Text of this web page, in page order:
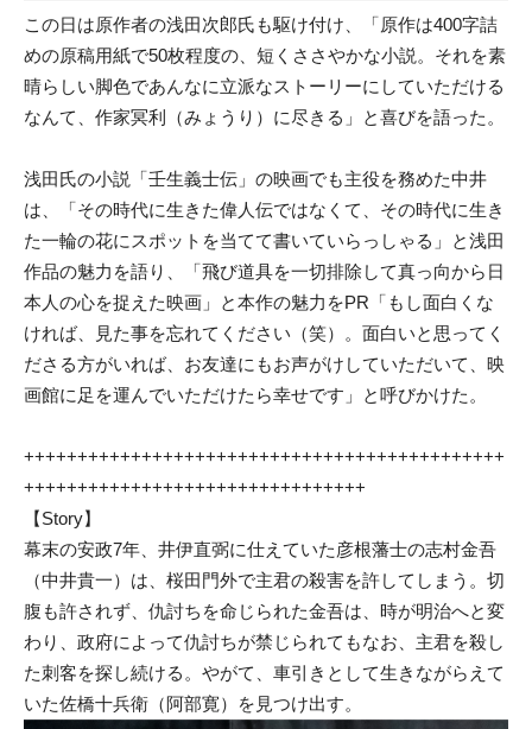
この日は原作者の浅田次郎氏も駆け付け、「原作は400字詰
めの原稿用紙で50枚程度の、短くささやかな小説。それを素
晴らしい脚色であんなに立派なストーリーにしていただける
なんて、作家冥利（みょうり）に尽きる」と喜びを語った。
浅田氏の小説「壬生義士伝」の映画でも主役を務めた中井
は、「その時代に生きた偉人伝ではなくて、その時代に生き
た一輪の花にスポットを当てて書いていらっしゃる」と浅田
作品の魅力を語り、「飛び道具を一切排除して真っ向から日
本人の心を捉えた映画」と本作の魅力をPR「もし面白くな
ければ、見た事を忘れてください（笑）。面白いと思ってく
ださる方がいれば、お友達にもお声がけしていただいて、映
画館に足を運んでいただけたら幸せです」と呼びかけた。
+++++++++++++++++++++++++++++++++++++++++++++
++++++++++++++++++++++++++++++++
【Story】
幕末の安政7年、井伊直弼に仕えていた彦根藩士の志村金吾
（中井貴一）は、桜田門外で主君の殺害を許してしまう。切
腹も許されず、仇討ちを命じられた金吾は、時が明治へと変
わり、政府によって仇討ちが禁じられてもなお、主君を殺し
た刺客を探し続ける。やがて、車引きとして生きながらえて
いた佐橋十兵衛（阿部寛）を見つけ出す。